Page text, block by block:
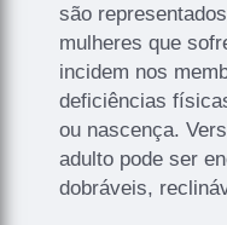
são
mulheres que
incidem nos
deficiências
ou nascença.
adulto pode ser
dobráveis,